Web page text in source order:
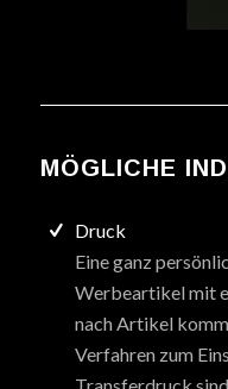
MÖGLICHE
Druck
Eine ganz
Werbeartikel mit
nach Artikel
Verfahren zum
Transferdruck